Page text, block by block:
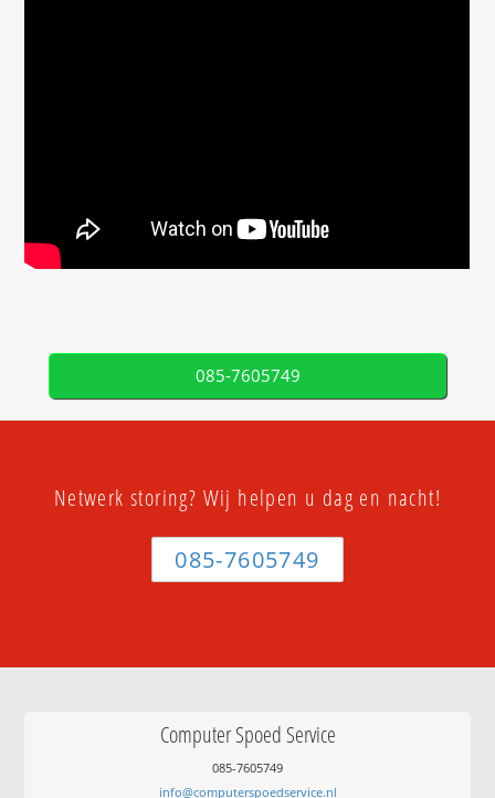
085-7605749
Netwerk storing? Wij helpen u dag en nacht!
085-7605749
Computer Spoed Service
085-7605749
info@computerspoedservice.nl